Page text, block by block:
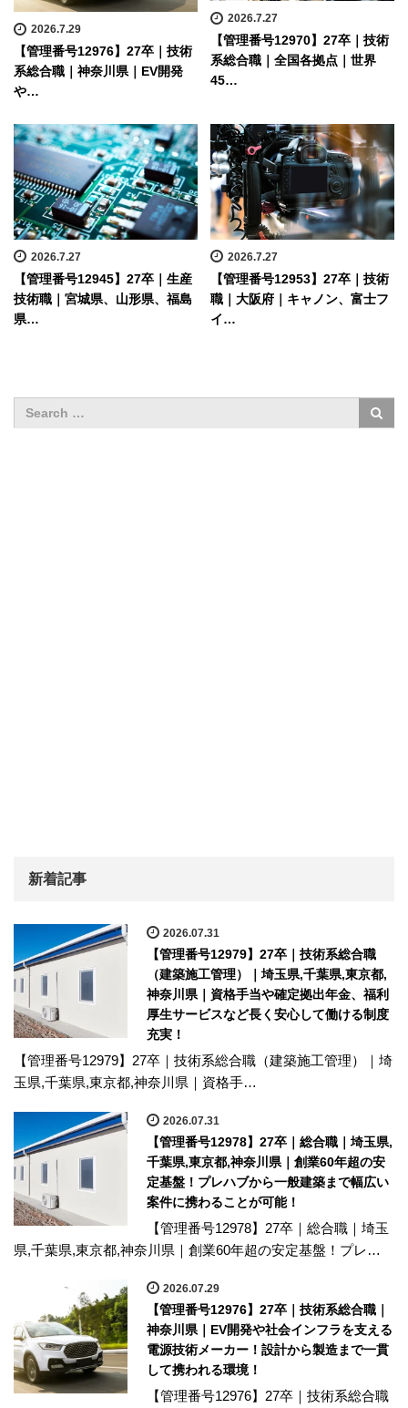
2026.7.29
【管理番号12976】27卒｜技術
系総合職｜神奈川県｜EV開発
や…
2026.7.27
【管理番号12970】27卒｜技術
系総合職｜全国各拠点｜世界
45…
2026.7.27
【管理番号12945】27卒｜生産
技術職｜宮城県、山形県、福島
県…
2026.7.27
【管理番号12953】27卒｜技術
職｜大阪府｜キャノン、富士フ
イ…
新着記事
2026.07.31
【管理番号12979】27卒｜技術系総合職
（建築施工管理）｜埼玉県,千葉県,東京都,
神奈川県｜資格手当や確定拠出年金、福利
厚生サービスなど長く安心して働ける制度
充実！
【管理番号12979】27卒｜技術系総合職（建築施工管理）｜埼
玉県,千葉県,東京都,神奈川県｜資格手…
2026.07.31
【管理番号12978】27卒｜総合職｜埼玉県,
千葉県,東京都,神奈川県｜創業60年超の安
定基盤！プレハブから一般建築まで幅広い
案件に携わることが可能！
【管理番号12978】27卒｜総合職｜埼玉
県,千葉県,東京都,神奈川県｜創業60年超の安定基盤！プレ…
2026.07.29
【管理番号12976】27卒｜技術系総合職｜
神奈川県｜EV開発や社会インフラを支える
電源技術メーカー！設計から製造まで一貫
して携われる環境！
【管理番号12976】27卒｜技術系総合職